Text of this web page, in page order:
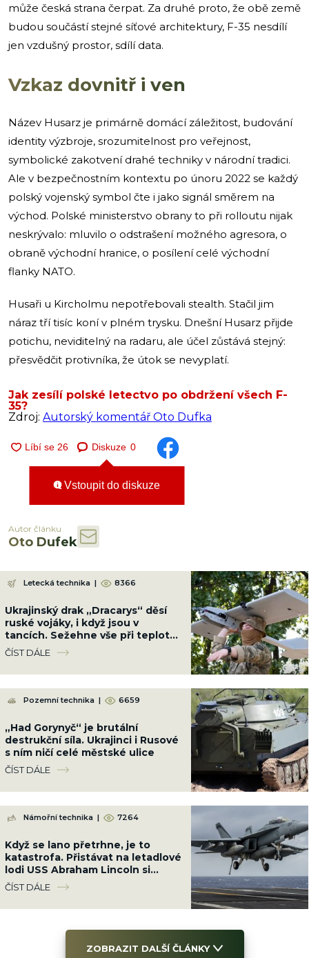
může česká strana čerpat. Za druhé proto, že obě země
budou součástí stejné síťové architektury, F-35 nesdílí
jen vzdušný prostor, sdílí data.
Vzkaz dovnitř i ven
Název Husarz je primárně domácí záležitost, budování
identity výzbroje, srozumitelnost pro veřejnost,
symbolické zakotvení drahé techniky v národní tradici.
Ale v bezpečnostním kontextu po únoru 2022 se každý
polský vojenský symbol čte i jako signál směrem na
východ. Polské ministerstvo obrany to při rolloutu nijak
neskrývalo: mluvilo o odstrašení možného agresora, o
obraně východní hranice, o posílení celé východní
flanky NATO.
Husaři u Kircholmu nepotřebovali stealth. Stačil jim
náraz tří tisíc koní v plném trysku. Dnešní Husarz přijde
potichu, neviditelný na radaru, ale účel zůstává stejný:
přesvědčit protivníka, že útok se nevyplatí.
Jak zesílí polské letectvo po obdržení všech F-
35?
Zdroj: Autorský komentář Oto Dufka
Diskuze 0
Vstoupit do diskuze
Autor článku
Oto Dufek
Letecká technika | 8366
Ukrajinský drak „Dracarys“ děsí
ruské vojáky, i když jsou v
tancích. Sežehne vše při teplotě
přes 2 400 °C
ČÍST DÁLE
Pozemní technika | 6659
„Had Gorynyč“ je brutální
destrukční síla. Ukrajinci i Rusové
s ním ničí celé městské ulice
ČÍST DÁLE
Námořní technika | 7264
Když se lano přetrhne, je to
katastrofa. Přistávat na letadlové
lodi USS Abraham Lincoln si
troufnou jenom ti nejlepší piloti
ČÍST DÁLE
ZOBRAZIT DALŠÍ ČLÁNKY